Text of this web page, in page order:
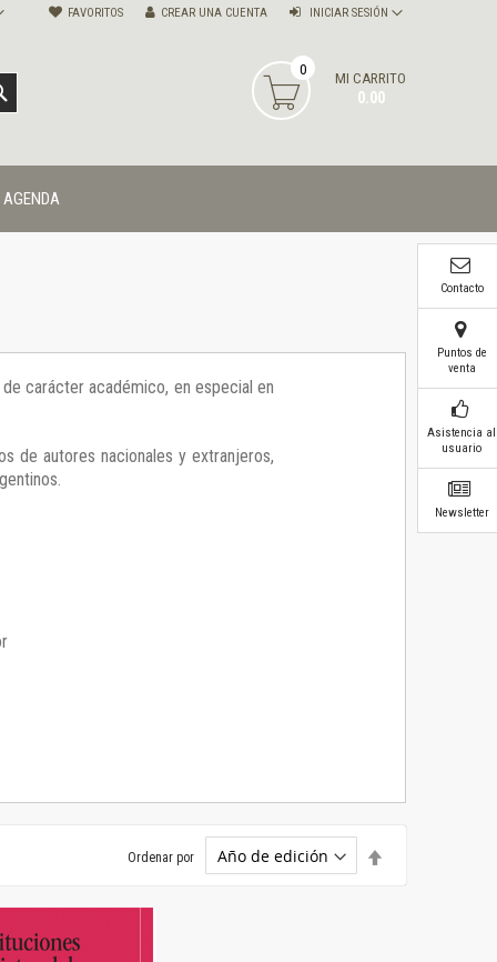
FAVORITOS INICIAR SESIÓN
CREAR UNA CUENTA
MI CARRITO
0.00
0
AGENDA
carácter académico, en especial en
de autores nacionales y extranjeros,
Ordenar por
descendente
Contacto
Puntos de
venta
Asistencia al
usuario
Newsletter